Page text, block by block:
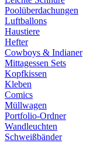
Poolüberdachungen
Luftballons
Haustiere
Hefter
Cowboys & Indianer
Mittagessen Sets
Kopfkissen
Kleben
Comics
Müllwagen
Portfolio-Ordner
Wandleuchten
Schweißbänder